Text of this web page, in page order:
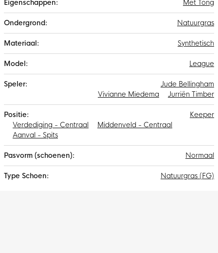
Met Tong
Natuurgras
Synthetisch
League
Jude Bellingham
Jurriën Timber
Vivianne Miedema
Keeper
Verdediging - Centraal
Middenveld - Centraal
Aanval - Spits
Normaal
Natuurgras (FG)